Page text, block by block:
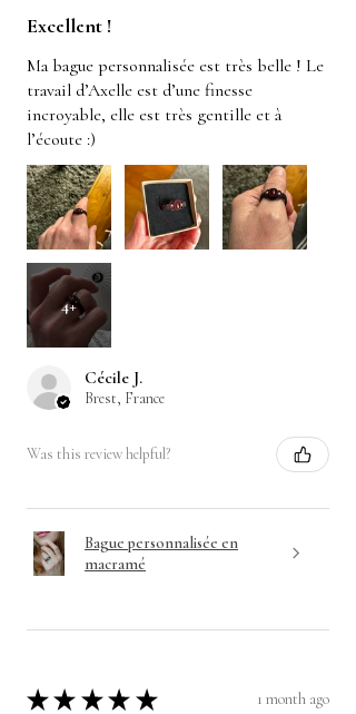
Excellent !
Ma bague personnalisée est très belle ! Le
travail d’Axelle est d’une finesse
incroyable, elle est très gentille et à
l’écoute :)
4+
Cécile J.
Brest, France
Was this review helpful?
Bague personnalisée en
macramé
★ ★ ★ ★ ★ 1 month ago